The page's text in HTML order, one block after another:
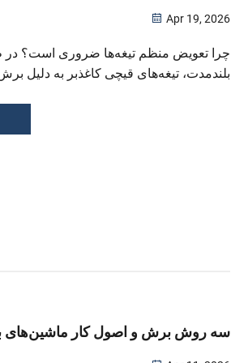
Apr 19, 2026
چرا تعویض منظم تیغه‌ها ضروری است؟ در
بلندمدت، تیغه‌های قیچی کاغذبر به دلیل
کاهش دقت و حتی تضعیف عملکرد کلی
سه روش برش و اصول کار